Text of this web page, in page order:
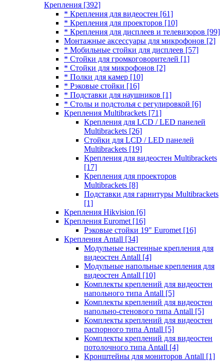
Крепления [392]
* Крепления для видеостен [61]
* Крепления для проекторов [10]
* Крепления для дисплеев и телевизоров [99]
Монтажные аксессуары для микрофонов [2]
* Мобильные стойки для дисплеев [57]
* Стойки для громкоговорителей [1]
* Стойки для микрофонов [2]
* Полки для камер [10]
* Рэковые стойки [16]
* Подставки для наушников [1]
* Столы и подстолья с регулировкой [6]
Крепления Multibrackets [71]
Крепления для LCD / LED панелей
Multibrackets [26]
Стойки для LCD / LED панелей
Multibrackets [19]
Крепления для видеостен Multibrackets
[17]
Крепления для проекторов
Multibrackets [8]
Подставки для гарнитуры Multibrackets
[1]
Крепления Hikvision [6]
Крепления Euromet [16]
Рэковые стойки 19" Euromet [16]
Крепления Antall [34]
Модульные настенные крепления для
видеостен Antall [4]
Модульные напольные крепления для
видеостен Antall [10]
Комплекты креплений для видеостен
напольного типа Antall [5]
Комплекты креплений для видеостен
напольно-стенового типа Antall [5]
Комплекты креплений для видеостен
распорного типа Antall [5]
Комплекты креплений для видеостен
потолочного типа Antall [4]
Кронштейны для мониторов Antall [1]